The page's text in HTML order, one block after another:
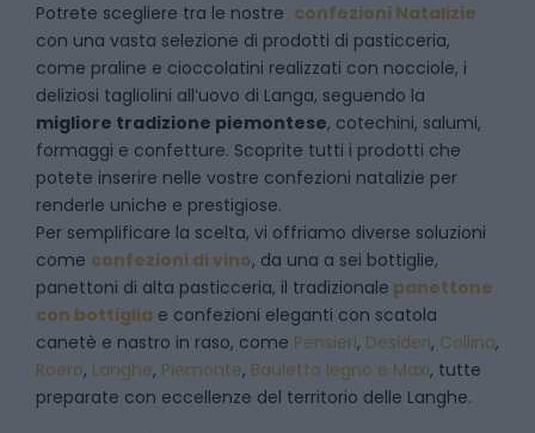
Potrete scegliere tra le nostre confezioni Natalizie
con una vasta selezione di prodotti di pasticceria,
come praline e cioccolatini realizzati con nocciole, i
deliziosi tagliolini all’uovo di Langa, seguendo la
migliore tradizione piemontese, cotechini, salumi,
formaggi e confetture. Scoprite tutti i prodotti che
potete inserire nelle vostre confezioni natalizie per
renderle uniche e prestigiose.
Per semplificare la scelta, vi offriamo diverse soluzioni
come confezioni di vino, da una a sei bottiglie,
panettoni di alta pasticceria, il tradizionale panettone
con bottiglia e confezioni eleganti con scatola
canetè e nastro in raso, come Pensieri, Desideri, Collina,
Roero, Langhe, Piemonte, Bauletto legno e Maxi, tutte
preparate con eccellenze del territorio delle Langhe.